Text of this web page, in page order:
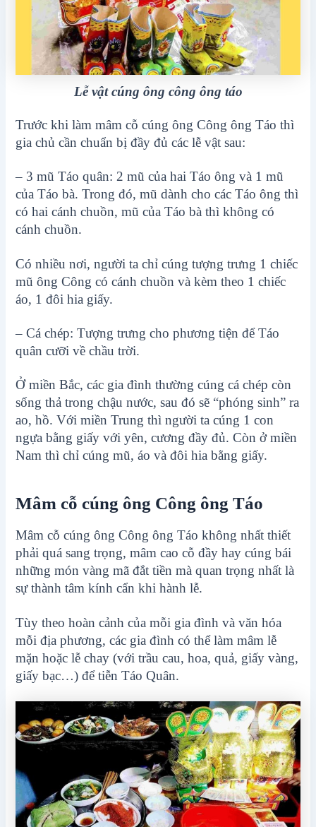
Lễ vật cúng ông công ông táo
Trước khi làm mâm cỗ cúng ông Công ông Táo thì
gia chủ cần chuẩn bị đầy đủ các lễ vật sau:
– 3 mũ Táo quân: 2 mũ của hai Táo ông và 1 mũ
của Táo bà. Trong đó, mũ dành cho các Táo ông thì
có hai cánh chuồn, mũ của Táo bà thì không có
cánh chuồn.
Có nhiều nơi, người ta chỉ cúng tượng trưng 1 chiếc
mũ ông Công có cánh chuồn và kèm theo 1 chiếc
áo, 1 đôi hia giấy.
– Cá chép: Tượng trưng cho phương tiện để Táo
quân cưỡi về chầu trời.
Ở miền Bắc, các gia đình thường cúng cá chép còn
sống thả trong chậu nước, sau đó sẽ “phóng sinh” ra
ao, hồ. Với miền Trung thì người ta cúng 1 con
ngựa bằng giấy với yên, cương đầy đủ. Còn ở miền
Nam thì chỉ cúng mũ, áo và đôi hia bằng giấy.
Mâm cỗ cúng ông Công ông Táo
Mâm cỗ cúng ông Công ông Táo không nhất thiết
phải quá sang trọng, mâm cao cỗ đầy hay cúng bái
những món vàng mã đắt tiền mà quan trọng nhất là
sự thành tâm kính cẩn khi hành lễ.
Tùy theo hoàn cảnh của mỗi gia đình và văn hóa
mỗi địa phương, các gia đình có thể làm mâm lễ
mặn hoặc lễ chay (với trầu cau, hoa, quả, giấy vàng,
giấy bạc…) để tiễn Táo Quân.